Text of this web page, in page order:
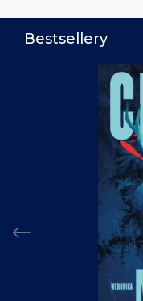
Bestsellery